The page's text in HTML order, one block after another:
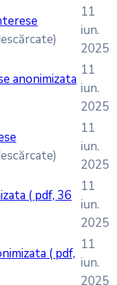
11
iun.
2025
anonimizata
11
iun.
2025
11
iun.
2025
( pdf, 36
11
iun.
2025
( pdf,
11
iun.
2025